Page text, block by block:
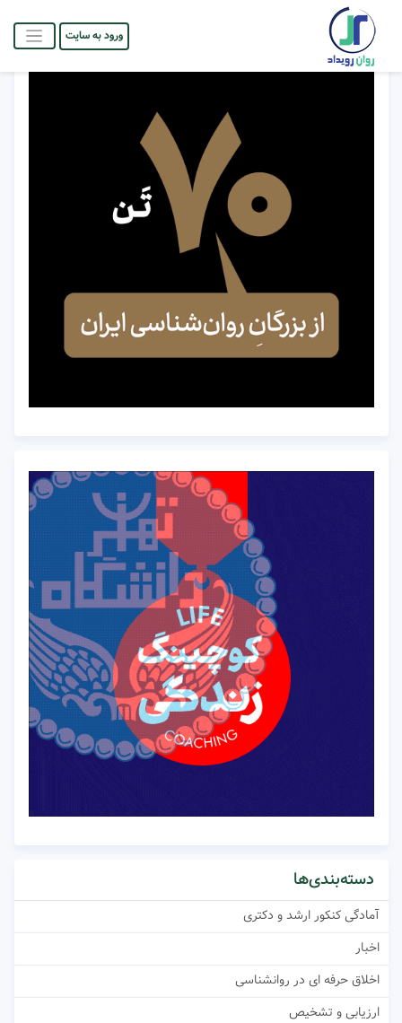
ورود به سایت
دسته‌بندی‌ها
آمادگی کنکور ارشد و دکتری
اخبار
اخلاق حرفه ای در روانشناسی
ارزیابی و تشخیص